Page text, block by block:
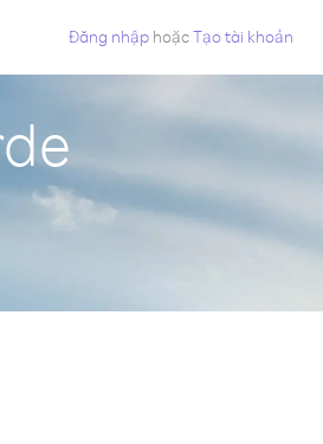
Đăng nhập hoặcTạo tài khoản